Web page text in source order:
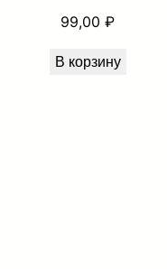
99,00 ₽
В корзину